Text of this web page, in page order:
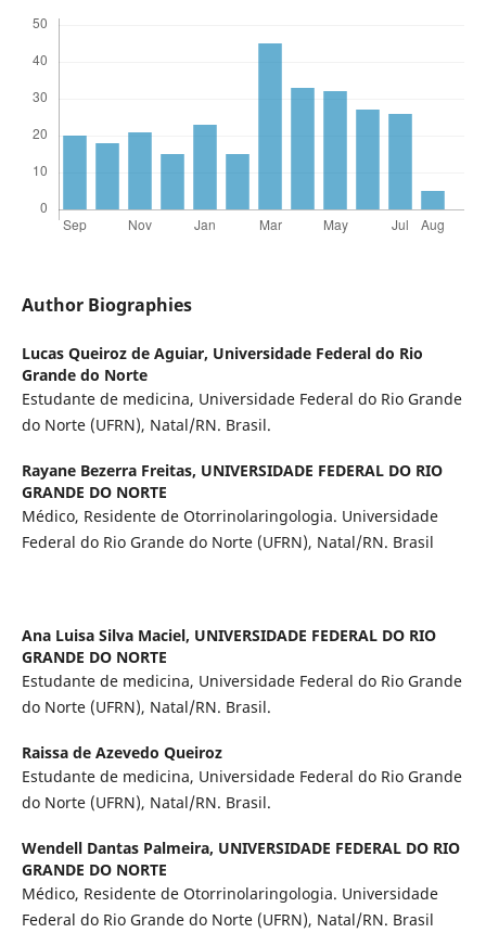
Author Biographies
Lucas Queiroz de Aguiar, Universidade Federal do Rio
Grande do Norte
Estudante de medicina, Universidade Federal do Rio Grande
do Norte (UFRN), Natal/RN. Brasil.
Rayane Bezerra Freitas, UNIVERSIDADE FEDERAL DO RIO
GRANDE DO NORTE
Médico, Residente de Otorrinolaringologia. Universidade
Federal do Rio Grande do Norte (UFRN), Natal/RN. Brasil
Ana Luisa Silva Maciel, UNIVERSIDADE FEDERAL DO RIO
GRANDE DO NORTE
Estudante de medicina, Universidade Federal do Rio Grande
do Norte (UFRN), Natal/RN. Brasil.
Raissa de Azevedo Queiroz
Estudante de medicina, Universidade Federal do Rio Grande
do Norte (UFRN), Natal/RN. Brasil.
Wendell Dantas Palmeira, UNIVERSIDADE FEDERAL DO RIO
GRANDE DO NORTE
Médico, Residente de Otorrinolaringologia. Universidade
Federal do Rio Grande do Norte (UFRN), Natal/RN. Brasil